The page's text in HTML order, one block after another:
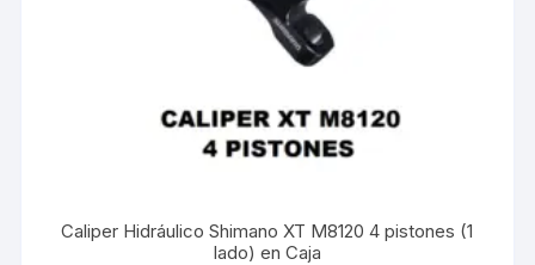
Caliper Hidráulico Shimano XT M8120 4 pistones (1
lado) en Caja